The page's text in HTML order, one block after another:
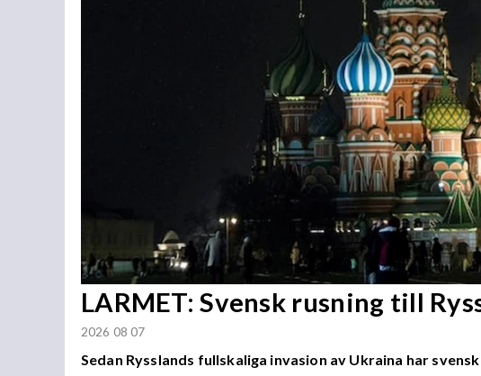
LARMET: Svensk rusning till
2026 08 07
Sedan Rysslands fullskaliga invasion av Ukraina har